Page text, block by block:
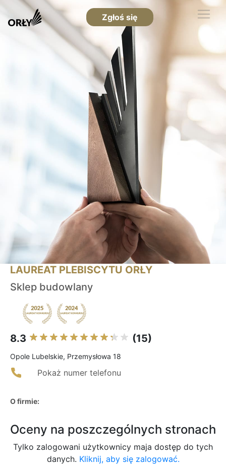
Zgłoś się
LAUREAT PLEBISCYTU ORŁY
Sklep budowlany
8.3 (15)
Opole Lubelskie, Przemysłowa 18
Pokaż numer telefonu
O firmie:
Oceny na poszczególnych stronach
Tylko zalogowani użytkownicy maja dostęp do tych
danych. Kliknij, aby się zalogować.